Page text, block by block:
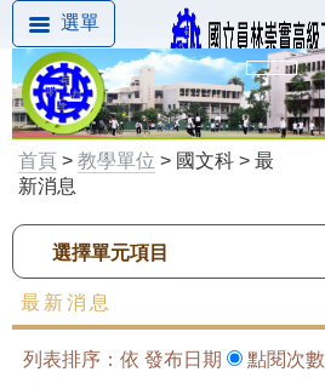
選單
首頁 > 教學單位 > 國文科 > 最
新消息
選擇單元項目
最新消息
列表排序：依 發布日期 點閱次數